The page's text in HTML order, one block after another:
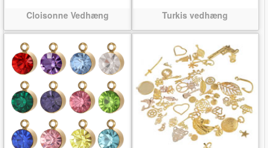
Cloisonne Vedhæng Turkis vedhæng